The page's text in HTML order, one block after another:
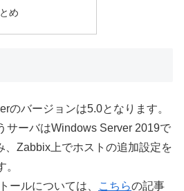
め
のバージョンは5.0となります。
サーバはWindows Server 2019で
、Zabbix上でホストの追加設定を
ールについては、
こちらの記事